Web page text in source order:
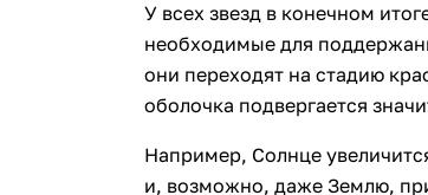
У всех звезд в конечном
необходимые для
они переходят на стадию
оболочка подвергается
Например, Солнце
и, возможно, даже Землю,